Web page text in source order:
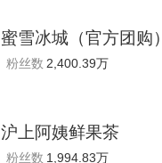
蜜雪冰城（官方团购）
粉丝数 2,400.39万
沪上阿姨鲜果茶
粉丝数 1,994.83万